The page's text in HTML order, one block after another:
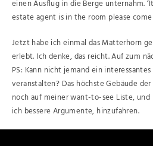
einen Ausflug in die Berge unternahm.
estate agent is in the room please come
Jetzt habe ich einmal das Matterhorn
erlebt. Ich denke, das reicht. Auf zum
PS: Kann nicht jemand ein
veranstalten? Das höchste Gebäude
noch auf meiner want-to-see Liste,
ich bessere Argumente, hinzufahren.